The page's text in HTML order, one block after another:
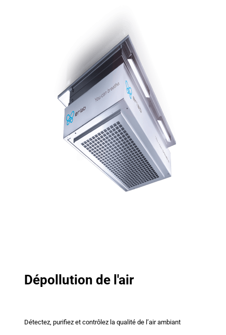
Dépollution de l'air
Détectez, purifiez et contrôlez la qualité de l’air ambiant